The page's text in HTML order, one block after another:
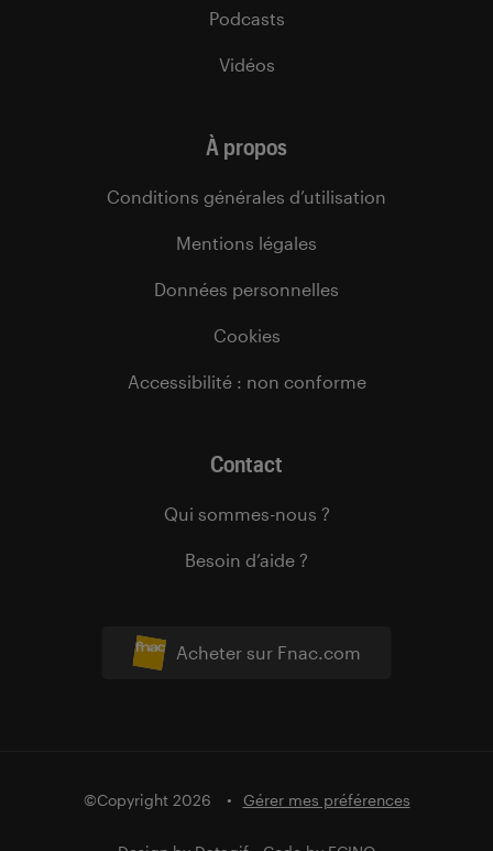
Acheter sur Fnac.com
Podcasts
Vidéos
À propos
Conditions générales d’utilisation
Mentions légales
Données personnelles
Cookies
Accessibilité : non conforme
Contact
Qui sommes-nous ?
Besoin d’aide ?
©Copyright 2026 Gérer mes préférences